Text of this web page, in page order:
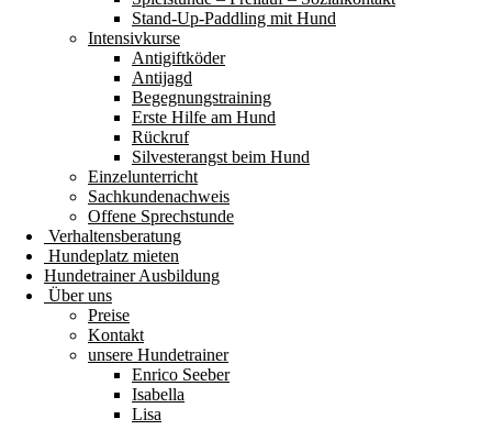
Stand-Up-Paddling mit Hund
Intensivkurse
Antigiftköder
Antijagd
Begegnungstraining
Erste Hilfe am Hund
Rückruf
Silvesterangst beim Hund
Einzelunterricht
Sachkundenachweis
Offene Sprechstunde
Verhaltensberatung
Hundeplatz mieten
Hundetrainer Ausbildung
Über uns
Preise
Kontakt
unsere Hundetrainer
Enrico Seeber
Isabella
Lisa